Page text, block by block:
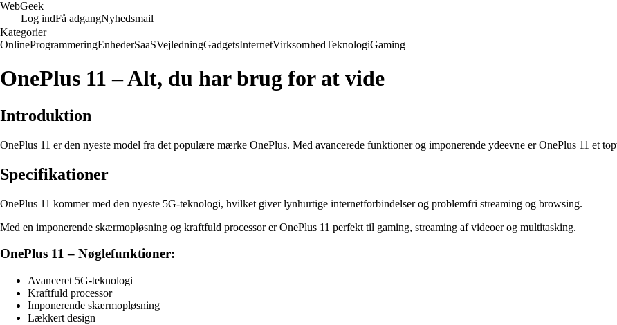
WebGeek
Log indFå adgangNyhedsmail
Kategorier
OnlineProgrammeringEnhederSaaSVejledningGadgetsInternetVirksomhedTeknologiGaming
OnePlus 11 – Alt, du har brug for at vide
Introduktion
OnePlus 11 er den nyeste model fra det populære mærke OnePlus. Med avancerede funktioner og imponerende ydeevne er OnePlus 11 et
Specifikationer
OnePlus 11 kommer med den nyeste 5G-teknologi, hvilket giver lynhurtige internetforbindelser og problemfri streaming og browsing.
Med en imponerende skærmopløsning og kraftfuld processor er OnePlus 11 perfekt til gaming, streaming af videoer og multitasking.
OnePlus 11 – Nøglefunktioner:
Avanceret 5G-teknologi
Kraftfuld processor
Imponerende skærmopløsning
Lækkert design